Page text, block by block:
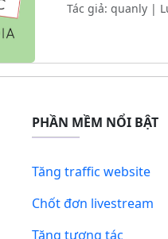
Tác giả: quanly |
PHẦN MỀM NỔI BẬT
Tăng traffic website
Chốt đơn livestream
Tăng tương tác